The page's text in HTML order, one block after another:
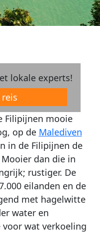
lokale experts!
Filipijnen mooie
op de Malediven
in de Filipijnen de
dan die in
rustiger. De
eilanden en de
met hagelwitte
water en
wat verkoeling